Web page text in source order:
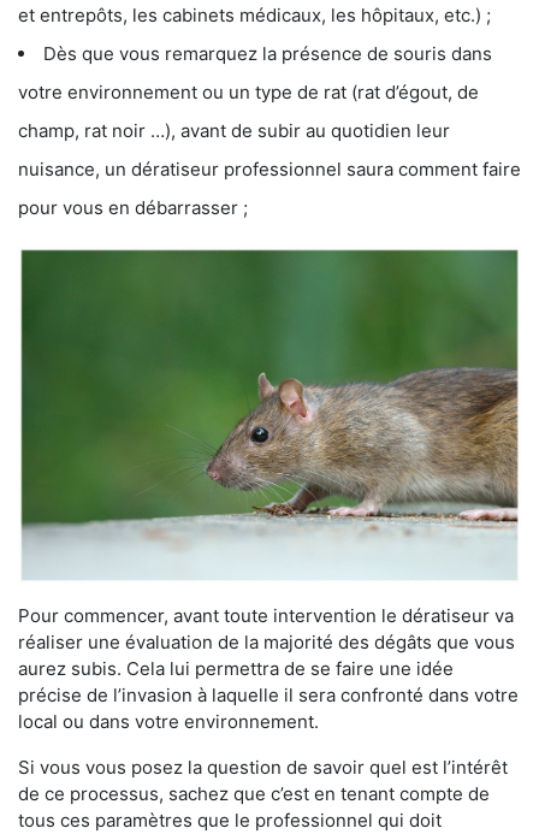
et entrepôts, les cabinets médicaux, les hôpitaux, etc.) ;
Dès que vous remarquez la présence de souris dans
votre environnement ou un type de rat (rat d’égout, de
champ, rat noir …), avant de subir au quotidien leur
nuisance, un dératiseur professionnel saura comment faire
pour vous en débarrasser ;
Pour commencer, avant toute intervention le dératiseur va
réaliser une évaluation de la majorité des dégâts que vous
aurez subis. Cela lui permettra de se faire une idée
précise de l’invasion à laquelle il sera confronté dans votre
local ou dans votre environnement.
Si vous vous posez la question de savoir quel est l’intérêt
de ce processus, sachez que c’est en tenant compte de
tous ces paramètres que le professionnel qui doit